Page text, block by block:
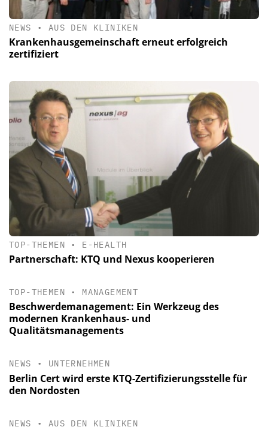
NEWS • AUS DEN KLINIKEN
Krankenhausgemeinschaft erneut erfolgreich
zertifiziert
TOP-THEMEN • E-HEALTH
Partnerschaft: KTQ und Nexus kooperieren
TOP-THEMEN • MANAGEMENT
Beschwerdemanagement: Ein Werkzeug des
modernen Krankenhaus- und
Qualitätsmanagements
NEWS • UNTERNEHMEN
Berlin Cert wird erste KTQ-Zertifizierungsstelle für
den Nordosten
NEWS • AUS DEN KLINIKEN